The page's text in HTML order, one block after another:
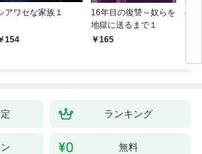
アワセな家族１
154
16年目の復讐～奴らを
地獄に送るまで１
165
ベ
ランキング
無料